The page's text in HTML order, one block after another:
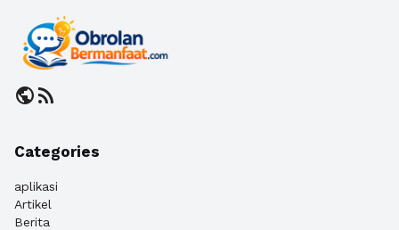
publicrss_feed
Categories
aplikasi
Artikel
Berita